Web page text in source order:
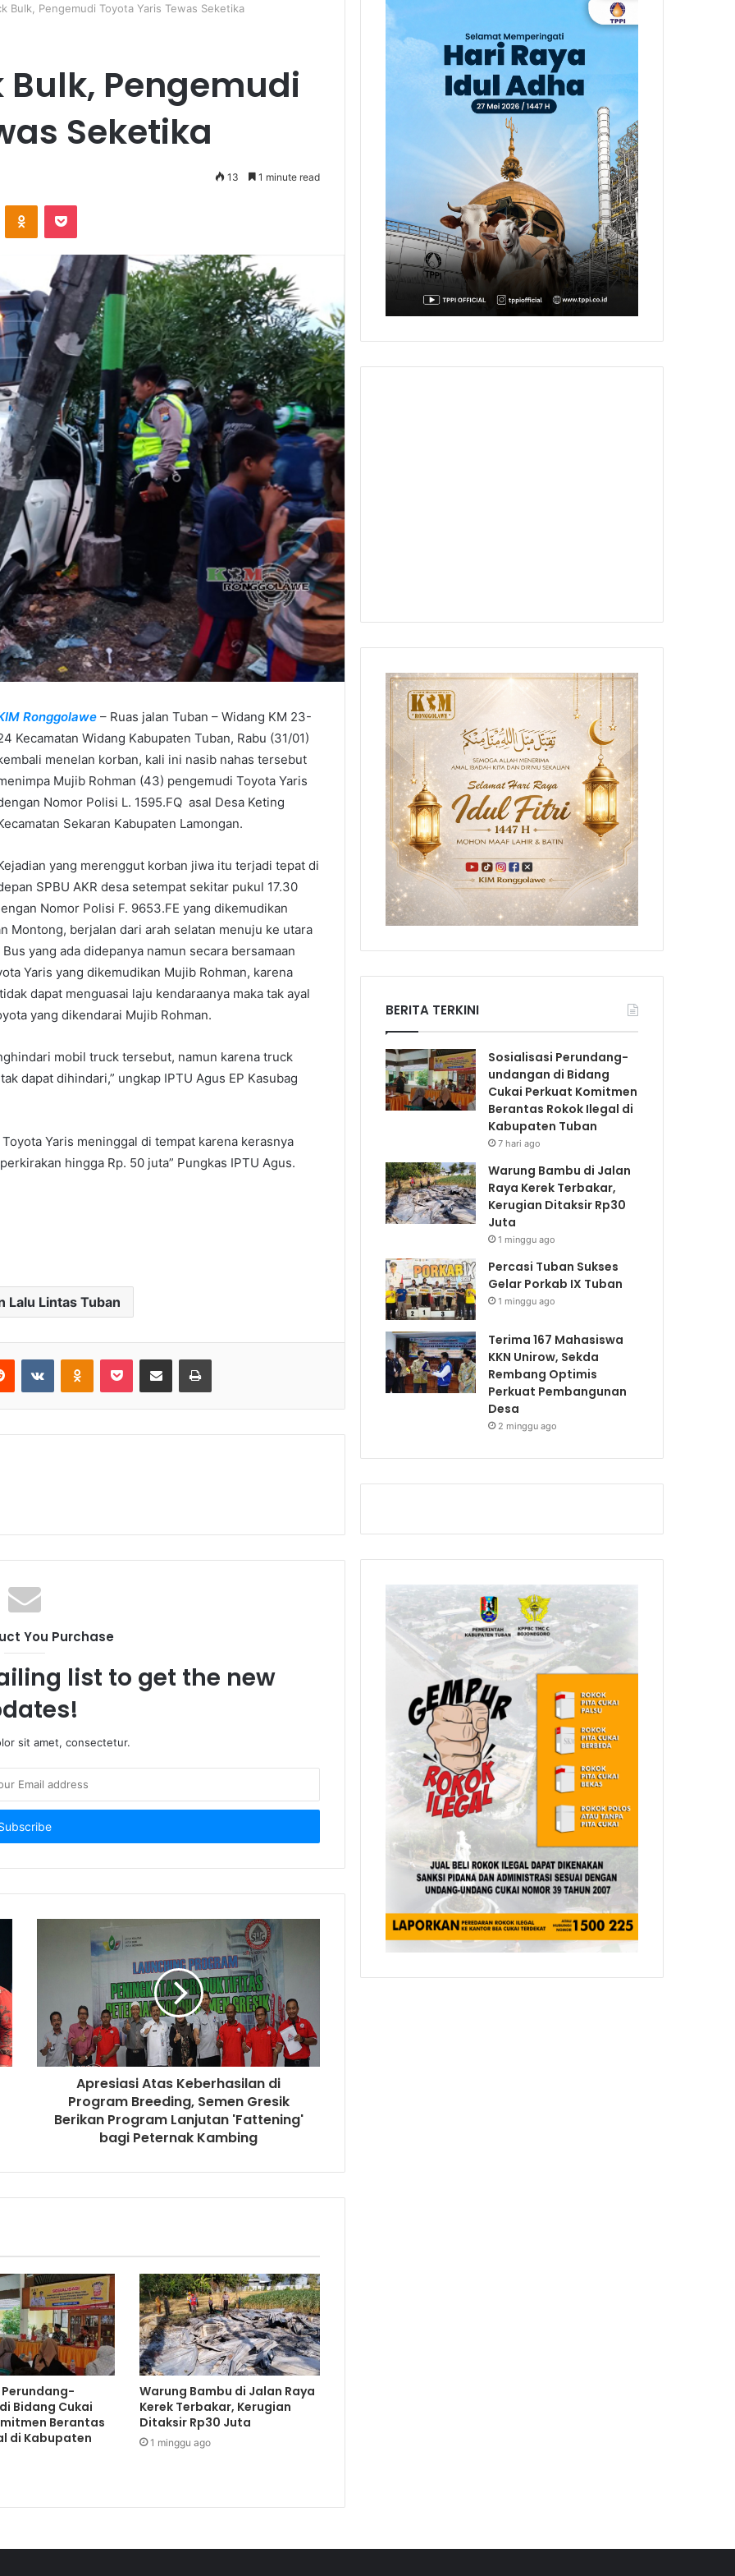
Bulk, Pengemudi Toyota Yaris Tewas Seketika
Pengemudi
Seketika
13 1 minute read
Ronggolawe – Ruas jalan Tuban – Widang KM 23-
Kecamatan Widang Kabupaten Tuban, Rabu (31/01)
menelan korban, kali ini nasib nahas tersebut
Mujib Rohman (43) pengemudi Toyota Yaris
Nomor Polisi L. 1595.FQ asal Desa Keting
Sekaran Kabupaten Lamongan.
yang merenggut korban jiwa itu terjadi tepat di
SPBU AKR desa setempat sekitar pukul 17.30
Nomor Polisi F. 9653.FE yang dikemudikan
Montong, berjalan dari arah selatan menuju ke utara
yang ada didepanya namun secara bersamaan
Yaris yang dikemudikan Mujib Rohman, karena
dapat menguasai laju kendaraanya maka tak ayal
yang dikendarai Mujib Rohman.
mobil truck tersebut, namun karena truck
dapat dihindari,” ungkap IPTU Agus EP Kasubag
Yaris meninggal di tempat karena kerasnya
hingga Rp. 50 juta” Pungkas IPTU Agus.
Lalu Lintas Tuban
You Purchase
list to get the new
sit amet, consectetur.
Apresiasi Atas Keberhasilan di
Program Breeding, Semen Gresik
Berikan Program Lanjutan 'Fattening'
bagi Peternak Kambing
Bidang Cukai
Berantas
di Kabupaten
Warung Bambu di Jalan Raya
Kerek Terbakar, Kerugian
Ditaksir Rp30 Juta
1 minggu ago
BERITA TERKINI
Sosialisasi Perundang-
undangan di Bidang
Cukai Perkuat Komitmen
Berantas Rokok Ilegal di
Kabupaten Tuban
7 hari ago
Warung Bambu di Jalan
Raya Kerek Terbakar,
Kerugian Ditaksir Rp30
Juta
1 minggu ago
Percasi Tuban Sukses
Gelar Porkab IX Tuban
1 minggu ago
Terima 167 Mahasiswa
KKN Unirow, Sekda
Rembang Optimis
Perkuat Pembangunan
Desa
2 minggu ago